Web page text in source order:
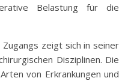
Belastung für die
zeigt sich in seiner
Disziplinen. Die
von Erkrankungen und